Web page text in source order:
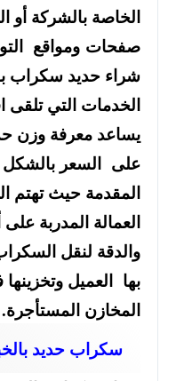
الخاصة بالشركة أو
صفحات ومواقع
شراء حديد سكراب
الخدمات التي تلقى
يساعد معرفة وزن
على السعر بالشكل
المقدمة حيث تهتم
العمالة المدربة
والدقة لنقل
بها العميل
المخازن المستأجرة.
سكراب حديد